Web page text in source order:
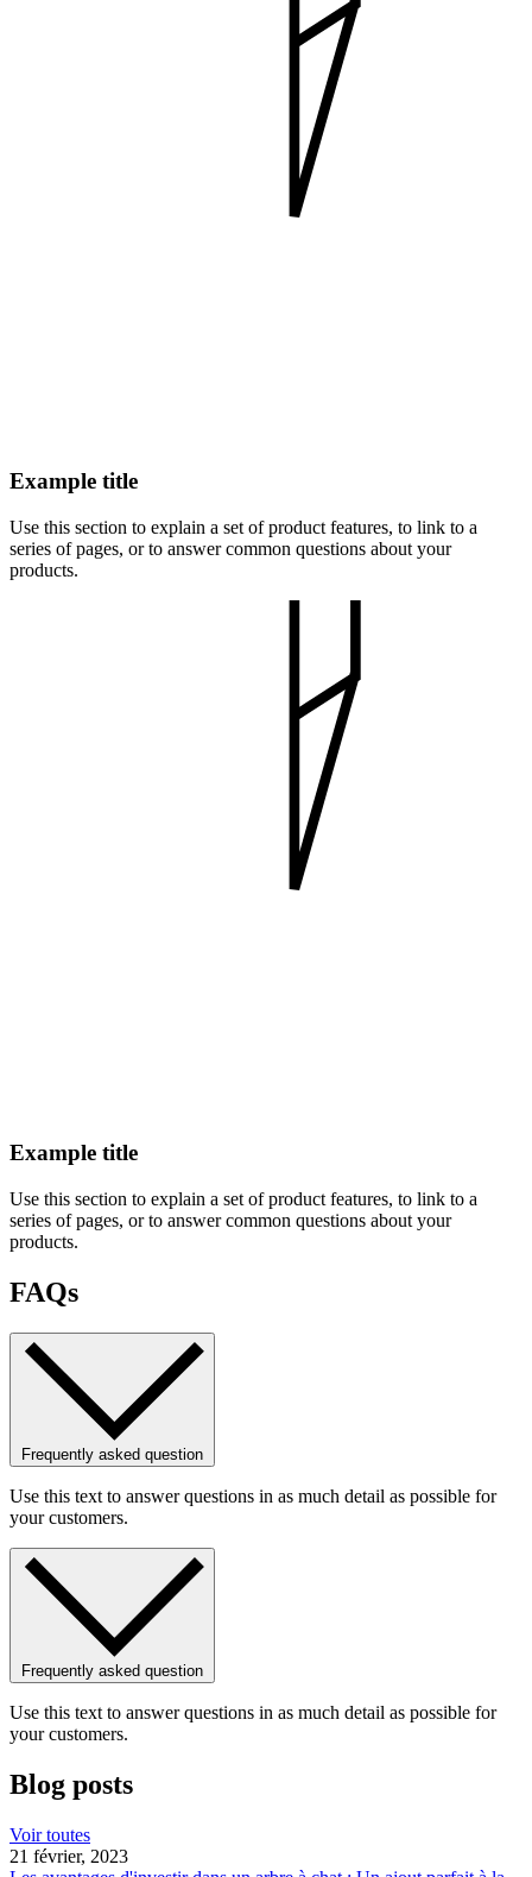
Example title
Use this section to explain a set of product features, to link to a
series of pages, or to answer common questions about your
products.
Example title
Use this section to explain a set of product features, to link to a
series of pages, or to answer common questions about your
products.
FAQs
Frequently asked question
Use this text to answer questions in as much detail as possible for
your customers.
Frequently asked question
Use this text to answer questions in as much detail as possible for
your customers.
Blog posts
Voir toutes
21 février, 2023